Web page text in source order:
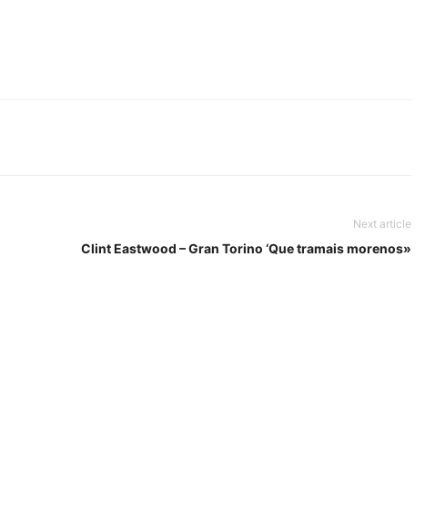
Next article
Clint Eastwood – Gran Torino ‘Que tramais morenos»